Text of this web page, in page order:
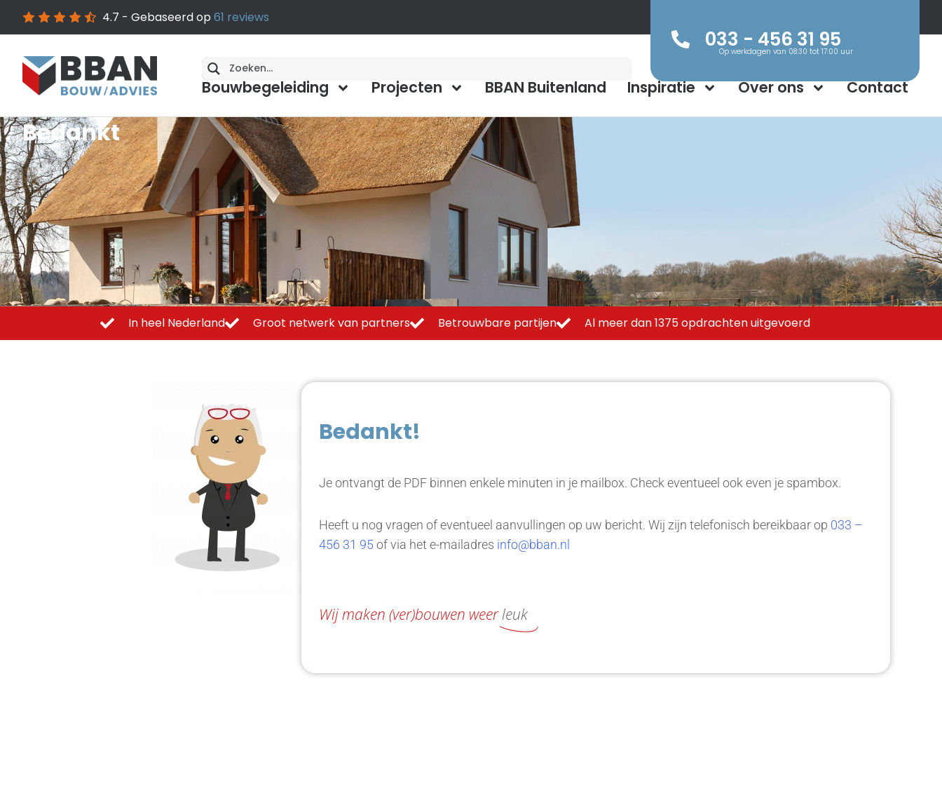
4.7 - Gebaseerd op 61 reviews
033 - 456 31 95
Op werkdagen van 08:30 tot 17:00 uur
Bouwbegeleiding Projecten BBAN Buitenland Inspiratie Over ons Contact
Bedankt
In heel Nederland Groot netwerk van partners Betrouwbare partijen Al meer dan 1375 opdrachten uitgevoerd
Bedankt!
Je ontvangt de PDF binnen enkele minuten in je mailbox. Check eventueel ook even je spambox.
Heeft u nog vragen of eventueel aanvullingen op uw bericht. Wij zijn telefonisch bereikbaar op 033 –
456 31 95of via het e-mailadres info@bban.nl
Wij maken (ver)bouwen weerleuk